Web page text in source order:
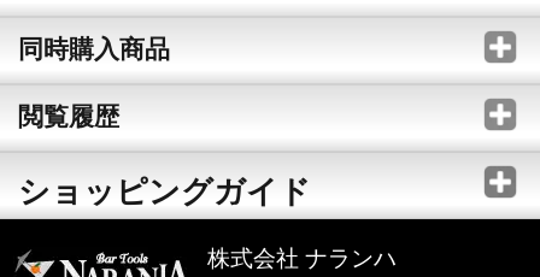
同時購入商品
閲覧履歴
ショッピングガイド
株式会社 ナランハ